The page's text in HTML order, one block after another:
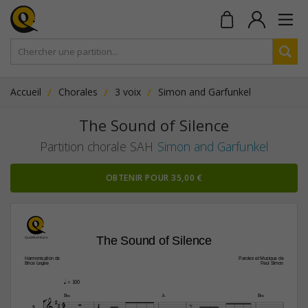
Accueil Chorales 3 voix Simon and Garfunkel
The Sound of Silence
Partition chorale SAH Simon and Garfunkel
OBTENIR POUR 35,00 €

Harmonisation de
Brice Legée
The Sound of Silence
Paroles et Musique de
Paul Simon
q = 100
4
 B‹ A B‹